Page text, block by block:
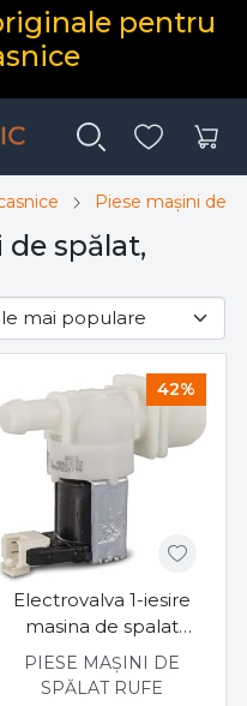
pentru
Piese mașini de
de spălat,
42%
Electrovalva 1-iesire
masina de spalat
Whirlpool
480140102032
PIESE MAȘINI DE
SPĂLAT RUFE